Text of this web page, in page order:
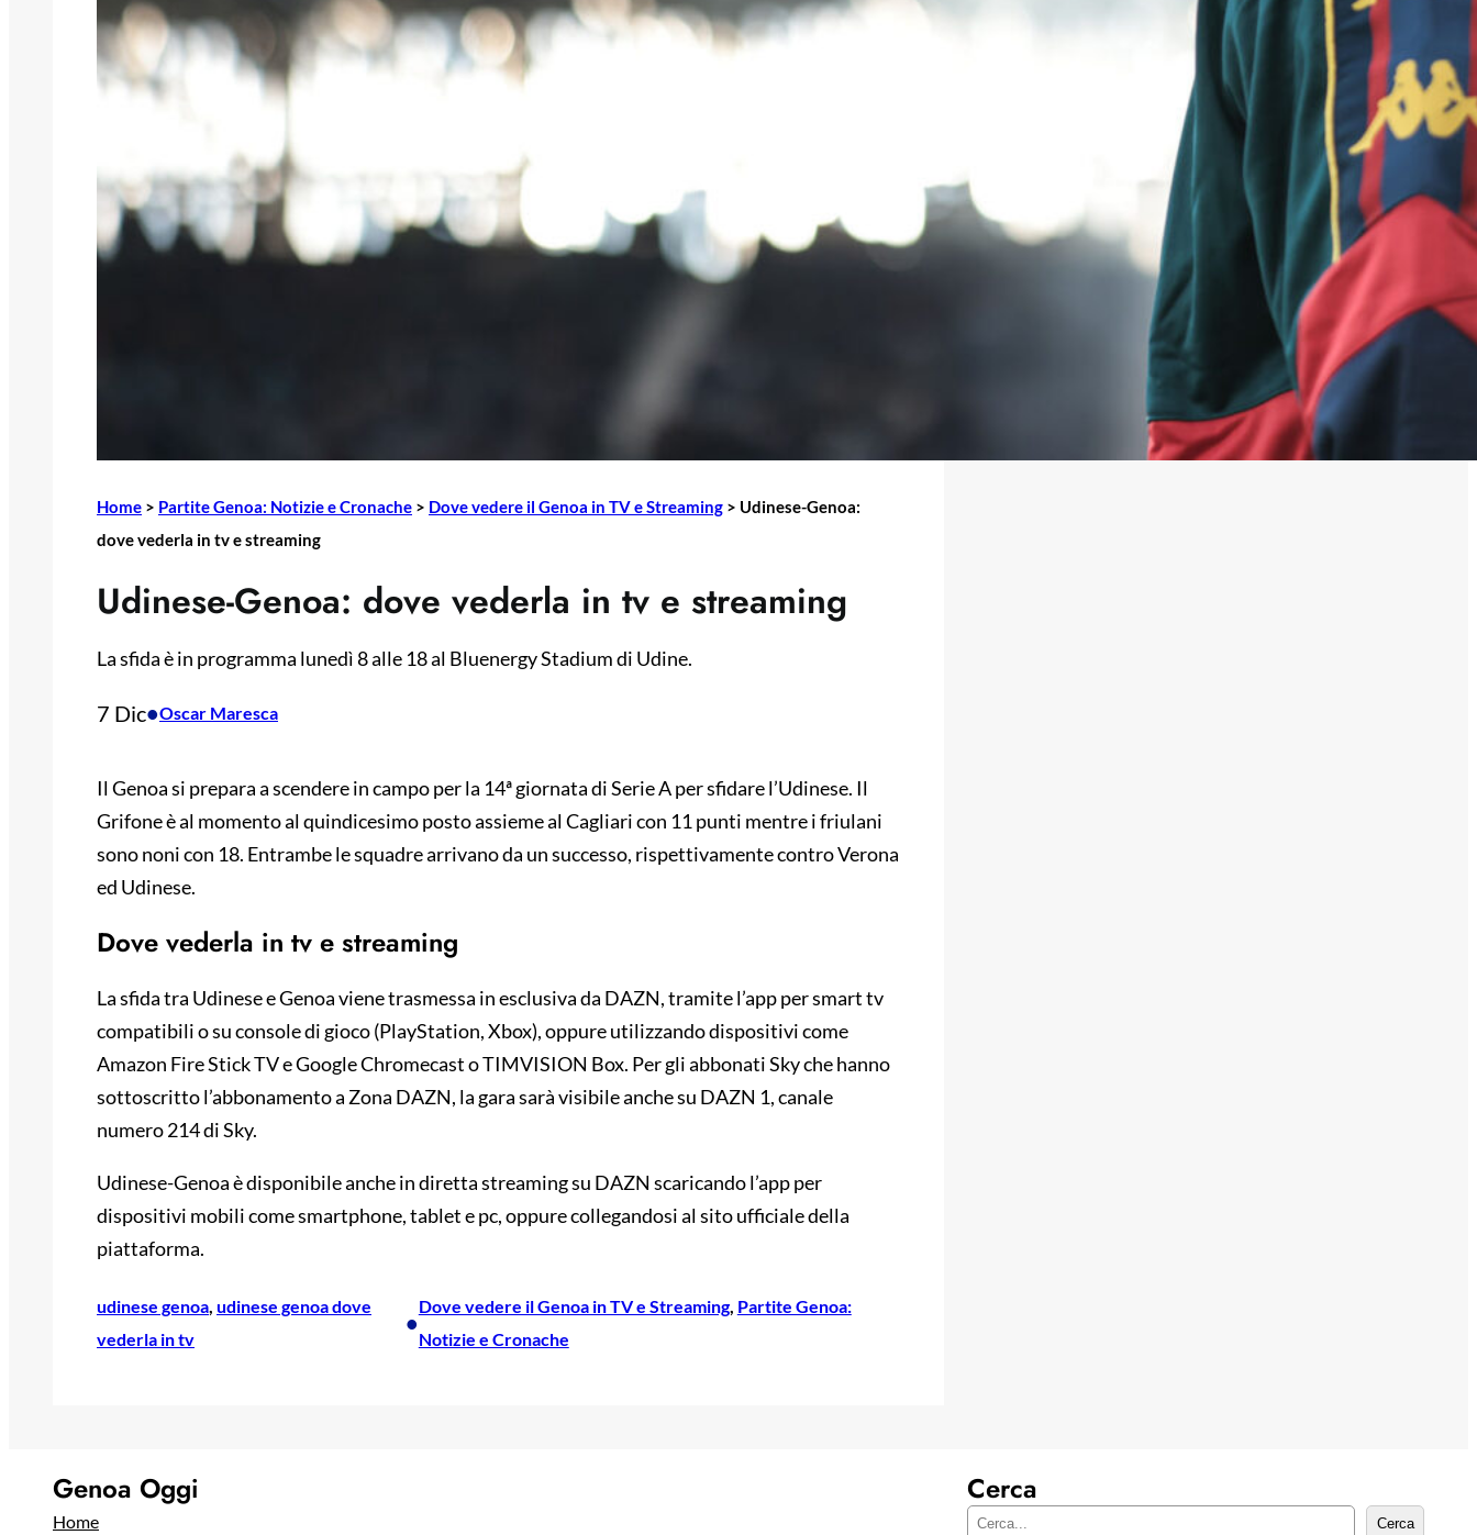
Home > Partite Genoa: Notizie e Cronache > Dove vedere il Genoa in TV e Streaming > Udinese-Genoa:
dove vederla in tv e streaming
Udinese-Genoa: dove vederla in tv e streaming
La sfida è in programma lunedì 8 alle 18 al Bluenergy Stadium di Udine.
7 Dic•Oscar Maresca
Il Genoa si prepara a scendere in campo per la 14ª giornata di Serie A per sfidare l’Udinese. Il
Grifone è al momento al quindicesimo posto assieme al Cagliari con 11 punti mentre i friulani
sono noni con 18. Entrambe le squadre arrivano da un successo, rispettivamente contro Verona
ed Udinese.
Dove vederla in tv e streaming
La sfida tra Udinese e Genoa viene trasmessa in esclusiva da DAZN, tramite l’app per smart tv
compatibili o su console di gioco (PlayStation, Xbox), oppure utilizzando dispositivi come
Amazon Fire Stick TV e Google Chromecast o TIMVISION Box. Per gli abbonati Sky che hanno
sottoscritto l’abbonamento a Zona DAZN, la gara sarà visibile anche su DAZN 1, canale
numero 214 di Sky.
Udinese-Genoa è disponibile anche in diretta streaming su DAZN scaricando l’app per
dispositivi mobili come smartphone, tablet e pc, oppure collegandosi al sito ufficiale della
piattaforma.
udinese genoa, udinese genoa dove
vederla in tv
•
Dove vedere il Genoa in TV e Streaming, Partite Genoa:
Notizie e Cronache
Genoa Oggi
Home
Cerca
C Cerca